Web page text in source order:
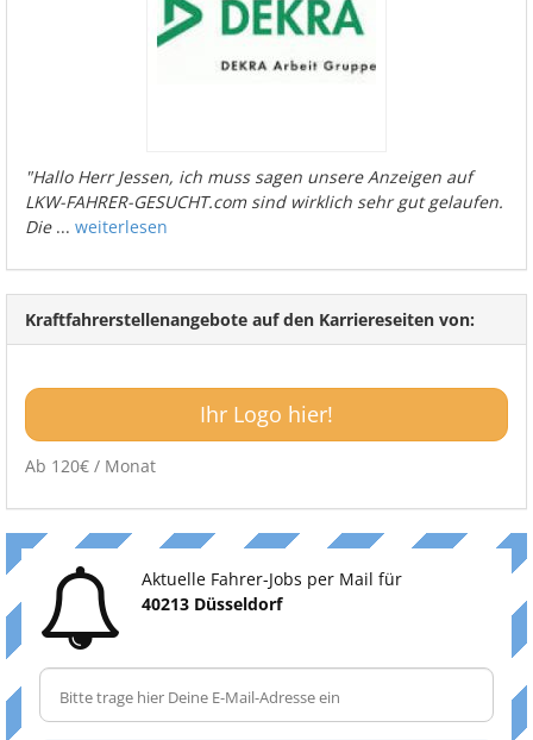
"Hallo Herr Jessen, ich muss sagen unsere Anzeigen auf
LKW-FAHRER-GESUCHT.com sind wirklich sehr gut gelaufen.
Die... weiterlesen
Kraftfahrerstellenangebote auf den Karriereseiten von:
Ihr Logo hier!
Ab 120€ / Monat
Aktuelle Fahrer-Jobs per Mail für
40213 Düsseldorf